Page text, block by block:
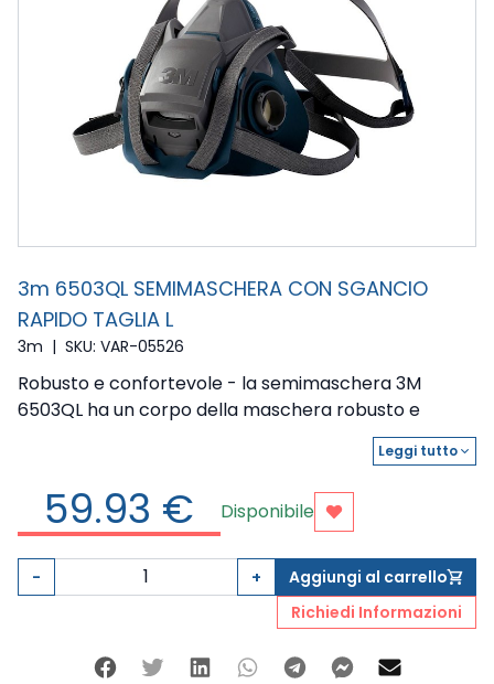
3m 6503QL SEMIMASCHERA CON SGANCIO
RAPIDO TAGLIA L
3m | SKU: VAR-05526
Robusto e confortevole - la semimaschera 3M
6503QL ha un corpo della maschera robusto e
stabile con una tenuta del viso solida ma morbida. La
versione 6503QL con il meccanismo "Quick Release"
permette di rimuovere la maschera in modo facile e
veloce durante le brevi pause di lavoro. Le cinghie e
la valvola di espirazione sono disponibili come parti di
Leggi tuttoexpand_more
59.93 € Disponibile Aggiungi ai preferiti
- + Aggiungi al carrelloshopping_cart
Richiedi Informazioni
Facebook
TwitterLinkedinWhatsapp
TelegramFacebook